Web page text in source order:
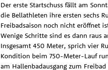
Der erste Startschuss fällt am
die Bellathleten ihre ersten sechs
Freibadsaison noch nicht eröffnet
Wenige Schritte sind es dann raus
Insgesamt 450 Meter, sprich vier
Kondition beim 750-Meter-Lauf
am Hallenbadausgang zum